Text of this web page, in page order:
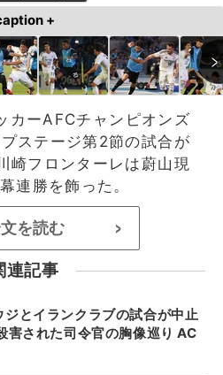
+
カーAFCチャンピオンズ
ステージ第2節の試合が
崎フロンターレは蔚山現
連勝を飾った。
を読む >
連記事
ジとイランクラブの試合が中止
害された司令官の胸像巡り AC